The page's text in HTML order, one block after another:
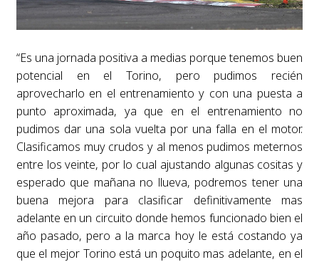
“Es una jornada positiva a medias porque tenemos buen
potencial en el Torino, pero pudimos recién
aprovecharlo en el entrenamiento y con una puesta a
punto aproximada, ya que en el entrenamiento no
pudimos dar una sola vuelta por una falla en el motor.
Clasificamos muy crudos y al menos pudimos meternos
entre los veinte, por lo cual ajustando algunas cositas y
esperado que mañana no llueva, podremos tener una
buena mejora para clasificar definitivamente mas
adelante en un circuito donde hemos funcionado bien el
año pasado, pero a la marca hoy le está costando ya
que el mejor Torino está un poquito mas adelante, en el